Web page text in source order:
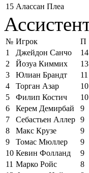
15 Алассан Плеа
№ Игрок
П
1
Джейдон Санчо
14
2
Йозуа Киммих
13
3
Юлиан Брандт
11
4
Торган Азар
10
5
Филип Костич
10
6
Керем Демирбай
9
7
Себастьен Аллер 9
8
Макс Крузе
9
9
Томас Мюллер
9
10 Кевин Фолланд
9
11 Марко Ройс
8